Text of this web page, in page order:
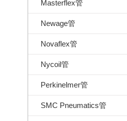
Masterflex管
Newage管
Novaflex管
Nycoil管
Perkinelmer管
SMC Pneumatics管